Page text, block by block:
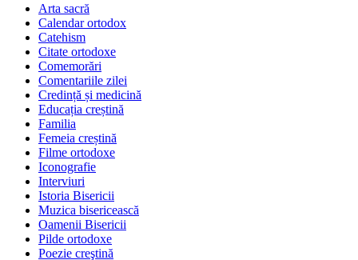
Arta sacră
Calendar ortodox
Catehism
Citate ortodoxe
Comemorări
Comentariile zilei
Credință și medicină
Educația creștină
Familia
Femeia creștină
Filme ortodoxe
Iconografie
Interviuri
Istoria Bisericii
Muzica bisericească
Oamenii Bisericii
Pilde ortodoxe
Poezie creştină